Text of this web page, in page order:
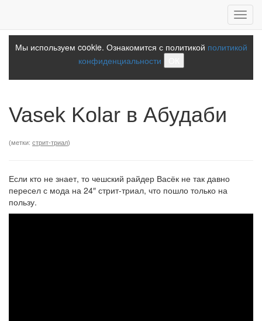
Мы используем cookie. Ознакомится с политикой политикой
конфиденциальности
Vasek Kolar в Абудаби
(метки: стрит-триал)
Если кто не знает, то чешский райдер Васёк не так давно
пересел с мода на 24″ стрит-триал, что пошло только на
пользу.